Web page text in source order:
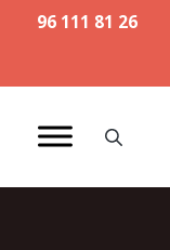
96 111 81 26